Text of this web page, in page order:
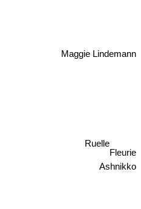
Ruelle
Fleurie
Ashnikko
Maggie Lindemann